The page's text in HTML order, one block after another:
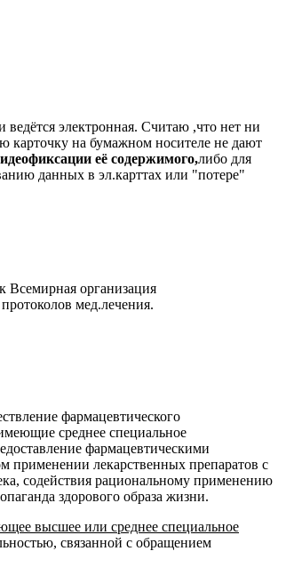
ведётся электронная. Считаю ,что нет ни
карточку на бумажном носителе не дают
её содержимого,либо для
данных в эл.карттах или "потере"
Всемирная организация
мед.лечения.
фармацевтического
среднее специальное
фармацевтическими
применении лекарственных препаратов с
содействия рациональному применению
здорового образа жизни.
высшее или среднее специальное
связанной с обращением